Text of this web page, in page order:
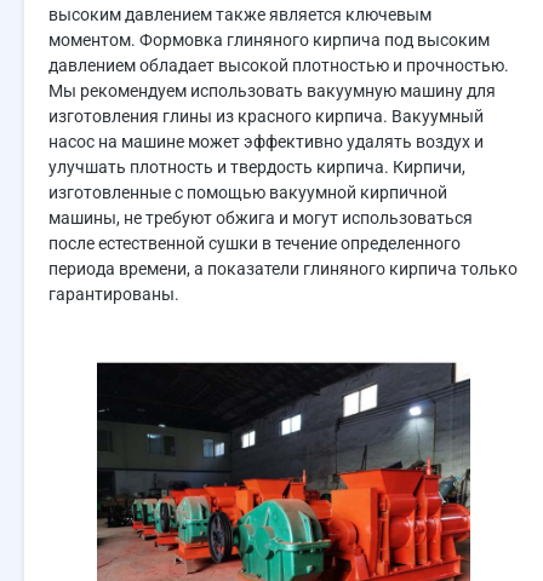
высоким давлением также является ключевым
моментом. Формовка глиняного кирпича под высоким
давлением обладает высокой плотностью и прочностью.
Мы рекомендуем использовать вакуумную машину для
изготовления глины из красного кирпича. Вакуумный
насос на машине может эффективно удалять воздух и
улучшать плотность и твердость кирпича. Кирпичи,
изготовленные с помощью вакуумной кирпичной
машины, не требуют обжига и могут использоваться
после естественной сушки в течение определенного
периода времени, а показатели глиняного кирпича только
гарантированы.